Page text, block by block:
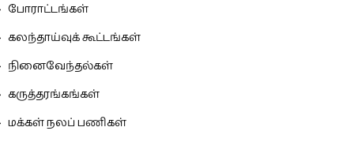
போராட்டங்கள்
கலந்தாய்வுக் கூட்டங்கள்
நினைவேந்தல்கள்
கருத்தரங்கங்கள்
மக்கள் நலப் பணிகள்